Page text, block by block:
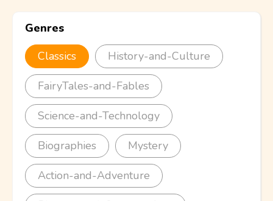
Genres
Classics
History-and-Culture
FairyTales-and-Fables
Science-and-Technology
Biographies Mystery
Action-and-Adventure